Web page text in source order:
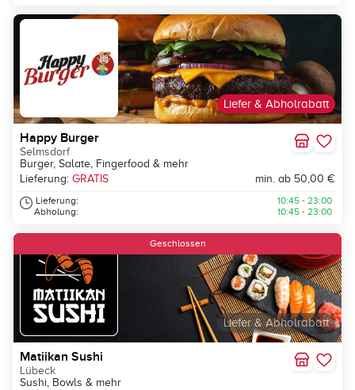
Liefer & Abholrabatt
Happy Burger
Selmsdorf
Burger, Salate, Fingerfood & mehr
Lieferung: GRATIS min. ab 50,00 €
Lieferung:
Abholung:
10:45 - 23:00
10:45 - 23:00
Liefer & Abholrabatt
Geschlossen
Matiikan Sushi
Lübeck
Sushi, Bowls & mehr